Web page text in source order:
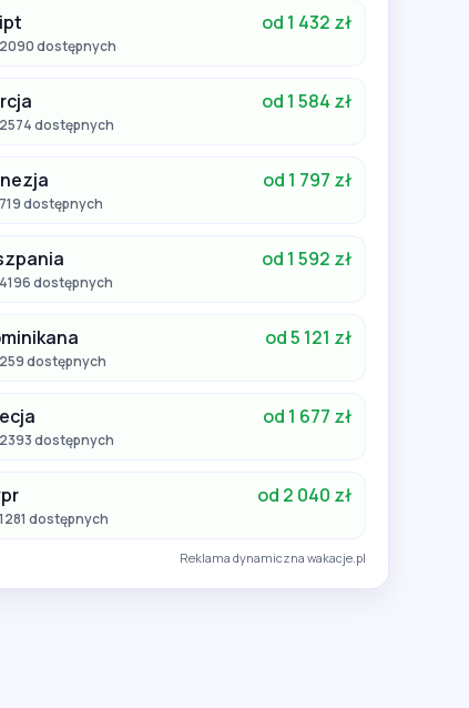
od 1 432 zł
dostępnych
od 1 584 zł
dostępnych
od 1 797 zł
dostępnych
od 1 592 zł
dostępnych
od 5 121 zł
dostępnych
od 1 677 zł
dostępnych
od 2 040 zł
dostępnych
Reklama dynamiczna wakacje.pl